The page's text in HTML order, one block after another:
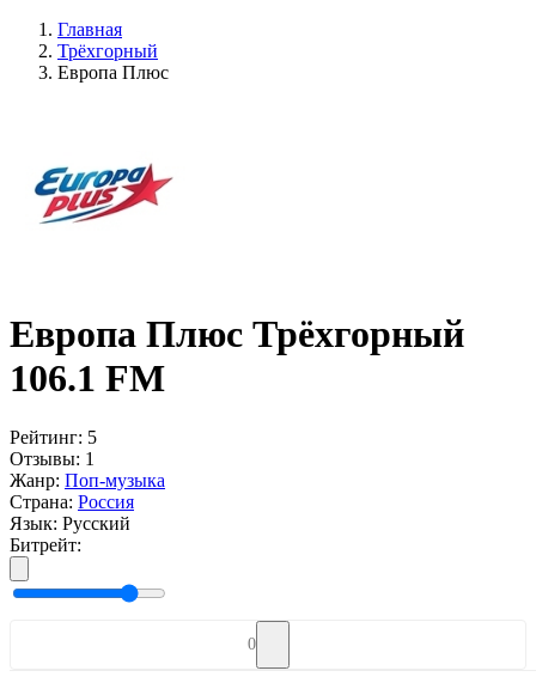
Главная
Трёхгорный
Европа Плюс
Европа Плюс Трёхгорный
106.1 FM
Рейтинг: 5
Отзывы: 1
Жанр: Поп-музыка
Страна: Россия
Язык: Русский
Битрейт:
0